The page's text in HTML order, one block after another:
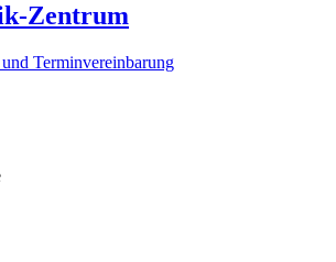
Zentrum
Terminvereinbarung